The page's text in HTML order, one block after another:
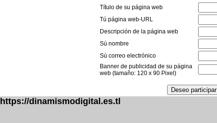
Título de su página web
Tú página web-URL
Descripción de la página web
Sú nombre
Sú correo electrónico
Banner de publicidad de su página
web (tamaño: 120 x 90 Pixel)
https://dinamismodigital.es.tl